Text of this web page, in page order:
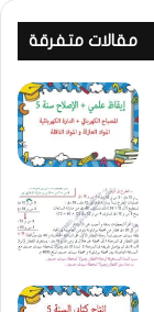
مقالات متفرقة